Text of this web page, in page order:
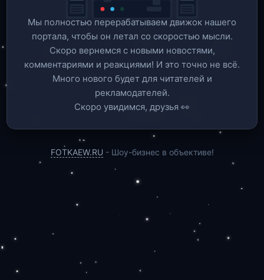
Мы полностью перерабатываем движок нашего
портала, чтобы он летал со скоростью мысли.
Скоро вернемся c новыми новостями,
комментариями и реакциями! И это точно не всё.
Много нового будет для читателей и
рекламодателей.
Скоро увидимся, друзья 👀
FOTKAEW.RU - Шоу-бизнес в объективе!